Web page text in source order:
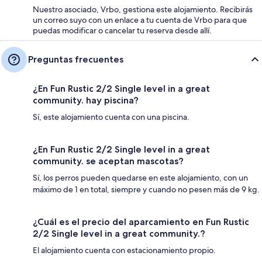
Nuestro asociado, Vrbo, gestiona este alojamiento. Recibirás
un correo suyo con un enlace a tu cuenta de Vrbo para que
puedas modificar o cancelar tu reserva desde allí.
Preguntas frecuentes
¿En Fun Rustic 2/2 Single level in a great
community. hay piscina?
Sí, este alojamiento cuenta con una piscina.
¿En Fun Rustic 2/2 Single level in a great
community. se aceptan mascotas?
Sí, los perros pueden quedarse en este alojamiento, con un
máximo de 1 en total, siempre y cuando no pesen más de 9 kg.
¿Cuál es el precio del aparcamiento en Fun Rustic
2/2 Single level in a great community.?
El alojamiento cuenta con estacionamiento propio.